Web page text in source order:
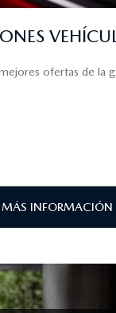
ofertas de la
MÁS INFORMACIÓN